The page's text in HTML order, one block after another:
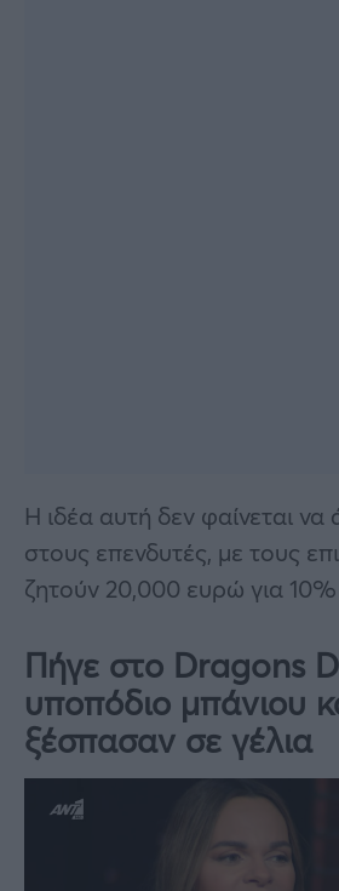
Η ιδέα αυτή δεν φαίνεται να
στους επενδυτές, με τους
ζητούν 20,000 ευρώ για 10%
Πήγε στο Dragons
υποπόδιο μπάνιου
ξέσπασαν σε γέλια